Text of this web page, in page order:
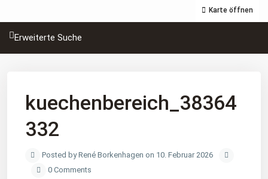
Karte öffnen
Erweiterte Suche
kuechenbereich_38364
332
Posted by René Borkenhagen on 10. Februar 2026
0 Comments